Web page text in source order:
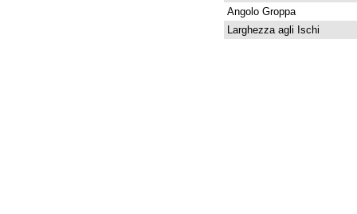
Angolo Groppa
Larghezza agli Ischi